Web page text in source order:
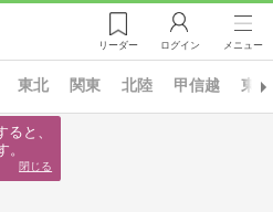
リーダー ログイン メニュー
東北 関東 北陸 甲信越 東海
ると、
閉じる